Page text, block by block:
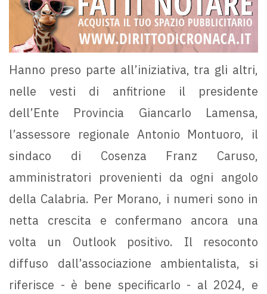
Hanno preso parte all’iniziativa, tra gli altri,
nelle vesti di anfitrione il presidente
dell’Ente Provincia Giancarlo Lamensa,
l’assessore regionale Antonio Montuoro, il
sindaco di Cosenza Franz Caruso,
amministratori provenienti da ogni angolo
della Calabria. Per Morano, i numeri sono in
netta crescita e confermano ancora una
volta un Outlook positivo. Il resoconto
diffuso dall’associazione ambientalista, si
riferisce - è bene specificarlo - al 2024, e